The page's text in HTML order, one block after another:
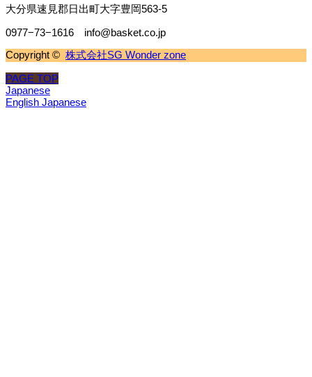
大分県速見郡日出町大字豊岡563-5
0977−73−1616 info@basket.co.jp
Copyright © 株式会社SG Wonder zone
PAGE TOP
Japanese
English Japanese